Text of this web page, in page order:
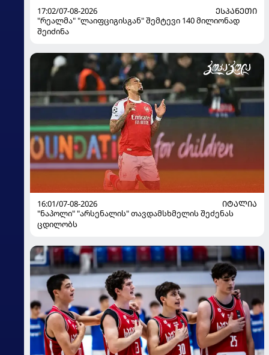
17:02/07-08-2026
ᲔᲡᲞᲐᲜᲔᲗᲘ
"რეალმა" "ლაიფციგისგან" შემტევი 140 მილიონად
შეიძინა
16:01/07-08-2026
ᲘᲢᲐᲚᲘᲐ
"ნაპოლი" "არსენალის" თავდამსხმელის შეძენას
ცდილობს